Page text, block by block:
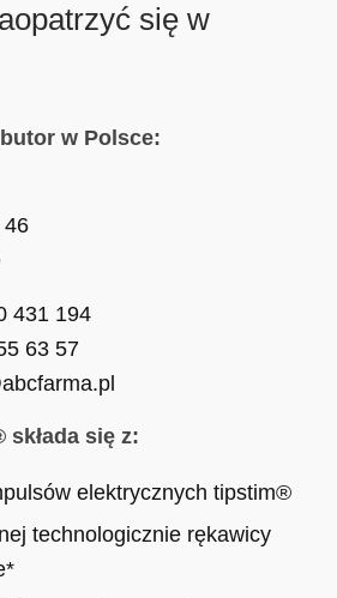
się w
w Polsce:
46
431 194
63 57
się z:
elektrycznych tipstim®
technologicznie rękawicy